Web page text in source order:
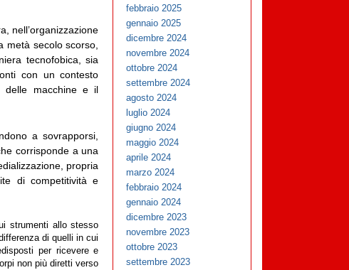
nell’organizzazione
metà secolo scorso,
tecnofobica, sia
con un contesto
delle macchine e il
a sovrapporsi,
corrisponde a una
propria
di competitività e
strumenti allo stesso
di quelli in cui
per ricevere e
non più diretti verso
febbraio 2025
gennaio 2025
dicembre 2024
novembre 2024
ottobre 2024
settembre 2024
agosto 2024
luglio 2024
giugno 2024
maggio 2024
aprile 2024
marzo 2024
febbraio 2024
gennaio 2024
dicembre 2023
novembre 2023
ottobre 2023
settembre 2023